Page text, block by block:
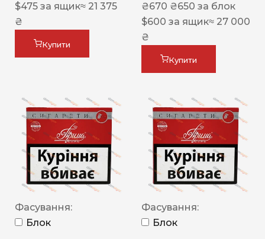
$475 за ящик≈ 21 375
₴
Купити
₴670 ₴650 за блок
$600 за ящик≈ 27 000
₴
Купити
Фасування:
Блок
Фасування:
Блок